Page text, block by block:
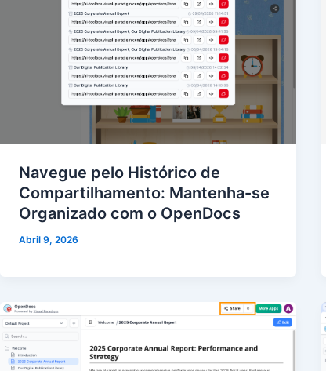
Navegue pelo Histórico de
Compartilhamento: Mantenha-se
Organizado com o OpenDocs
Abril 9, 2026